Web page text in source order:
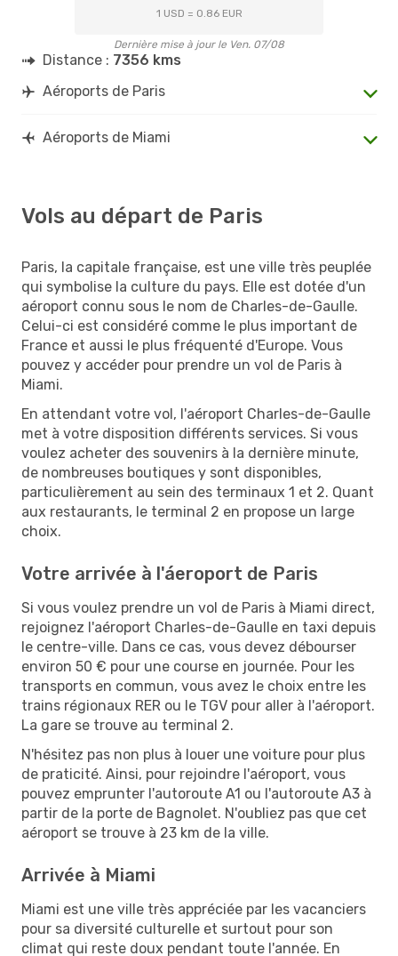
1 USD = 0.86 EUR
Dernière mise à jour le Ven. 07/08
Distance : 7356 kms
Aéroports de Paris
Aéroports de Miami
Vols au départ de Paris
Paris, la capitale française, est une ville très peuplée
qui symbolise la culture du pays. Elle est dotée d'un
aéroport connu sous le nom de Charles-de-Gaulle.
Celui-ci est considéré comme le plus important de
France et aussi le plus fréquenté d'Europe. Vous
pouvez y accéder pour prendre un vol de Paris à
Miami.
En attendant votre vol, l'aéroport Charles-de-Gaulle
met à votre disposition différents services. Si vous
voulez acheter des souvenirs à la dernière minute,
de nombreuses boutiques y sont disponibles,
particulièrement au sein des terminaux 1 et 2. Quant
aux restaurants, le terminal 2 en propose un large
choix.
Votre arrivée à l'áeroport de Paris
Si vous voulez prendre un vol de Paris à Miami direct,
rejoignez l'aéroport Charles-de-Gaulle en taxi depuis
le centre-ville. Dans ce cas, vous devez débourser
environ 50 € pour une course en journée. Pour les
transports en commun, vous avez le choix entre les
trains régionaux RER ou le TGV pour aller à l'aéroport.
La gare se trouve au terminal 2.
N'hésitez pas non plus à louer une voiture pour plus
de praticité. Ainsi, pour rejoindre l'aéroport, vous
pouvez emprunter l'autoroute A1 ou l'autoroute A3 à
partir de la porte de Bagnolet. N'oubliez pas que cet
aéroport se trouve à 23 km de la ville.
Arrivée à Miami
Miami est une ville très appréciée par les vacanciers
pour sa diversité culturelle et surtout pour son
climat qui reste doux pendant toute l'année. En